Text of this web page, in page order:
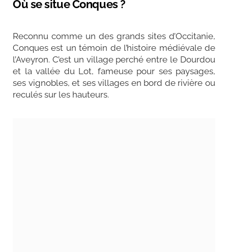
Où se situe Conques ?
Reconnu comme un des grands sites d’Occitanie,
Conques est un témoin de l’histoire médiévale de
l’Aveyron. C’est un village perché entre le Dourdou
et la vallée du Lot, fameuse pour ses paysages,
ses vignobles, et ses villages en bord de rivière ou
reculés sur les hauteurs.